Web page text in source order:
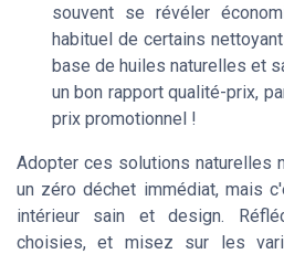
souvent se révéler
habituel de certains
base de huiles naturelles et
un bon rapport qualité-prix,
prix promotionnel !
Adopter ces solutions naturelles
un zéro déchet immédiat, mais
intérieur sain et design.
choisies, et misez sur les